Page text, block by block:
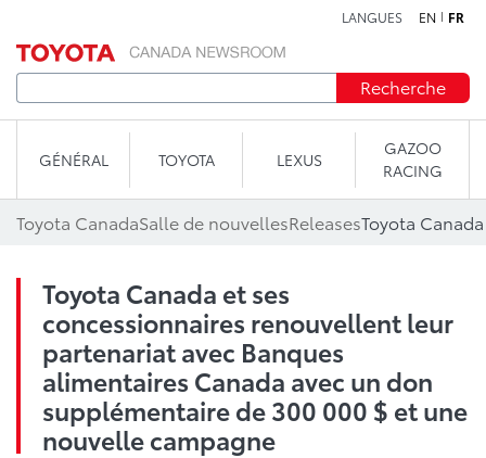
LANGUES EN FR
Recherche
GÉNÉRAL TOYOTA LEXUS
GAZOO
RACING
Toyota CanadaSalle de nouvellesReleases
Toyota Canada et ses
concessionnaires renouvellent leur
partenariat avec Banques
alimentaires Canada avec un don
supplémentaire de 300 000 $ et une
nouvelle campagne